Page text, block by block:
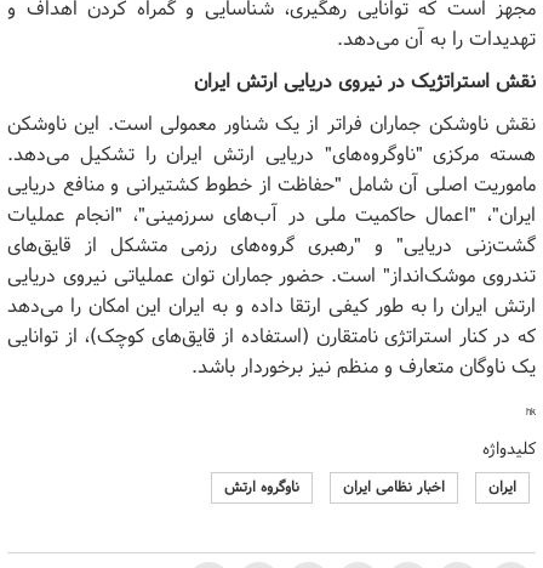
مجهز است که توانایی رهگیری، شناسایی و گمراه کردن اهداف و
تهدیدات را به آن می‌دهد.
نقش استراتژیک در نیروی دریایی ارتش ایران
نقش ناوشکن جماران فراتر از یک شناور معمولی است. این ناوشکن
هسته مرکزی "ناوگروه‌های" دریایی ارتش ایران را تشکیل می‌دهد.
ماموریت اصلی آن شامل "حفاظت از خطوط کشتیرانی و منافع دریایی
ایران"، "اعمال حاکمیت ملی در آب‌های سرزمینی"، "انجام عملیات
گشت‌زنی دریایی" و "رهبری گروه‌های رزمی متشکل از قایق‌های
تندروی موشک‌انداز" است. حضور جماران توان عملیاتی نیروی دریایی
ارتش ایران را به طور کیفی ارتقا داده و به ایران این امکان را می‌دهد
که در کنار استراتژی نامتقارن (استفاده از قایق‌های کوچک)، از توانایی
یک ناوگان متعارف و منظم نیز برخوردار باشد.
hk
کلیدواژه
ایران اخبار نظامی ایران ناوگروه ارتش